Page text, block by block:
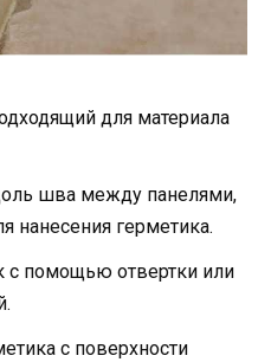
для материала
шва между панелями,
нанесения герметика.
с помощью отвертки или
с поверхности